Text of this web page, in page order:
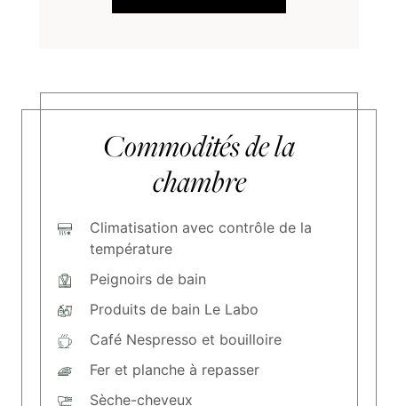
Commodités de la
chambre
Climatisation avec contrôle de la
température
Peignoirs de bain
Produits de bain Le Labo
Café Nespresso et bouilloire
Fer et planche à repasser
Sèche-cheveux